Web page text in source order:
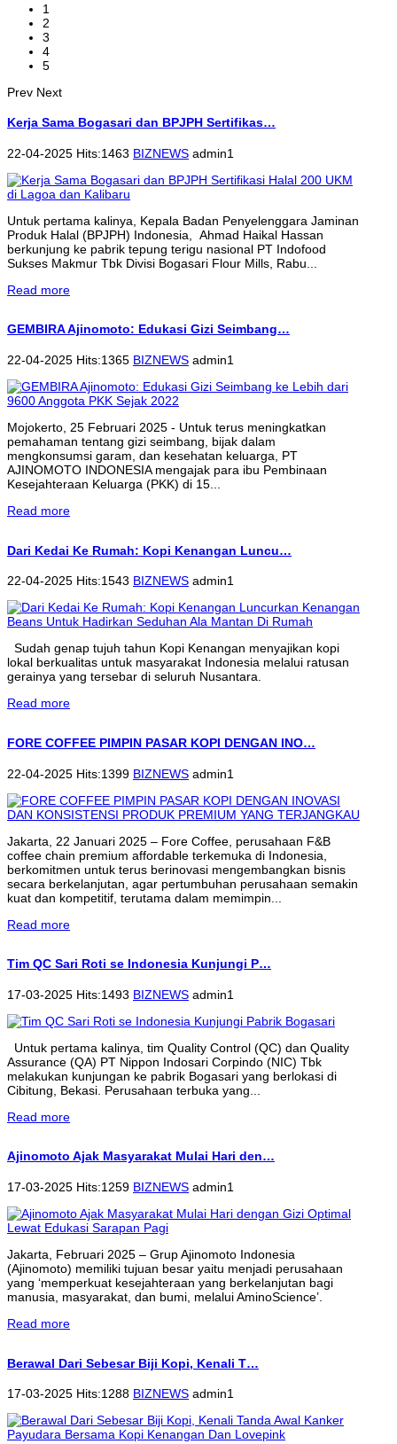
1
2
3
4
5
Prev Next
Kerja Sama Bogasari dan BPJPH Sertifikas…
22-04-2025 Hits:1463 BIZNEWS admin1
Untuk pertama kalinya, Kepala Badan Penyelenggara Jaminan
Produk Halal (BPJPH) Indonesia, Ahmad Haikal Hassan
berkunjung ke pabrik tepung terigu nasional PT Indofood
Sukses Makmur Tbk Divisi Bogasari Flour Mills, Rabu...
Read more
GEMBIRA Ajinomoto: Edukasi Gizi Seimbang…
22-04-2025 Hits:1365 BIZNEWS admin1
Mojokerto, 25 Februari 2025 - Untuk terus meningkatkan
pemahaman tentang gizi seimbang, bijak dalam
mengkonsumsi garam, dan kesehatan keluarga, PT
AJINOMOTO INDONESIA mengajak para ibu Pembinaan
Kesejahteraan Keluarga (PKK) di 15...
Read more
Dari Kedai Ke Rumah: Kopi Kenangan Luncu…
22-04-2025 Hits:1543 BIZNEWS admin1
Sudah genap tujuh tahun Kopi Kenangan menyajikan kopi
lokal berkualitas untuk masyarakat Indonesia melalui ratusan
gerainya yang tersebar di seluruh Nusantara.
Read more
FORE COFFEE PIMPIN PASAR KOPI DENGAN INO…
22-04-2025 Hits:1399 BIZNEWS admin1
Jakarta, 22 Januari 2025 – Fore Coffee, perusahaan F&B
coffee chain premium affordable terkemuka di Indonesia,
berkomitmen untuk terus berinovasi mengembangkan bisnis
secara berkelanjutan, agar pertumbuhan perusahaan semakin
kuat dan kompetitif, terutama dalam memimpin...
Read more
Tim QC Sari Roti se Indonesia Kunjungi P…
17-03-2025 Hits:1493 BIZNEWS admin1
Untuk pertama kalinya, tim Quality Control (QC) dan Quality
Assurance (QA) PT Nippon Indosari Corpindo (NIC) Tbk
melakukan kunjungan ke pabrik Bogasari yang berlokasi di
Cibitung, Bekasi. Perusahaan terbuka yang...
Read more
Ajinomoto Ajak Masyarakat Mulai Hari den…
17-03-2025 Hits:1259 BIZNEWS admin1
Jakarta, Februari 2025 – Grup Ajinomoto Indonesia
(Ajinomoto) memiliki tujuan besar yaitu menjadi perusahaan
yang ‘memperkuat kesejahteraan yang berkelanjutan bagi
manusia, masyarakat, dan bumi, melalui AminoScience’.
Read more
Berawal Dari Sebesar Biji Kopi, Kenali T…
17-03-2025 Hits:1288 BIZNEWS admin1